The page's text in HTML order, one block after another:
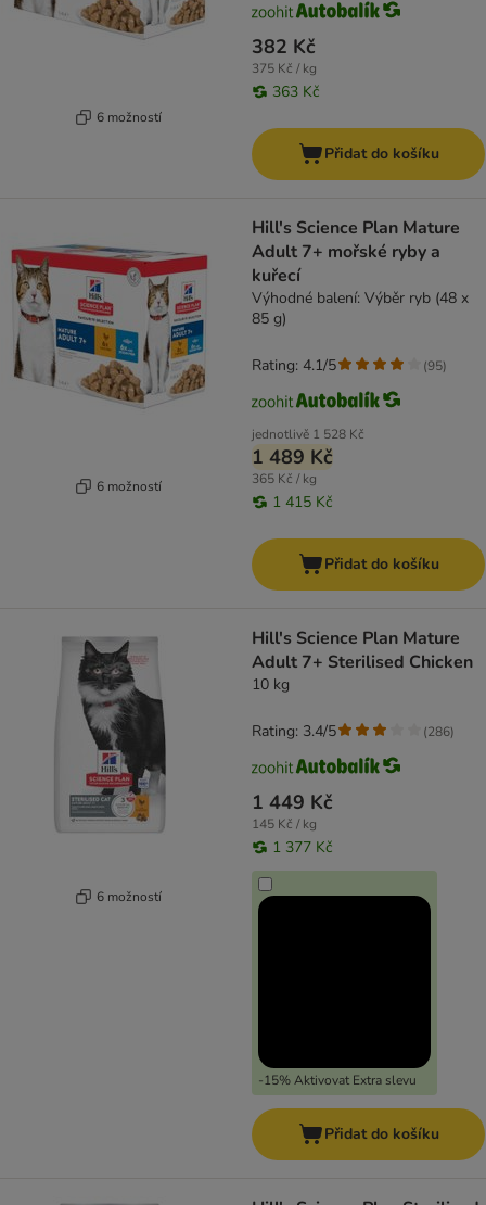
6 možností
382 Kč
375 Kč / kg
363 Kč
Přidat do košíku
6 možností
Hill's Science Plan Mature
Adult 7+ mořské ryby a
kuřecí
Výhodné balení: Výběr ryb (48 x
85 g)
jednotlivě 1 528 Kč
1 489 Kč
365 Kč / kg
1 415 Kč
Rating: 4.1/5 (95)
Přidat do košíku
6 možností
Hill's Science Plan Mature
Adult 7+ Sterilised Chicken
10 kg
1 449 Kč
145 Kč / kg
1 377 Kč
-15% Aktivovat Extra slevu
Rating: 3.4/5 (286)
Přidat do košíku